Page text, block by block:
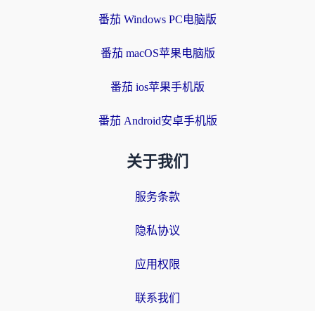
番茄 Windows PC电脑版
番茄 macOS苹果电脑版
番茄 ios苹果手机版
番茄 Android安卓手机版
关于我们
服务条款
隐私协议
应用权限
联系我们